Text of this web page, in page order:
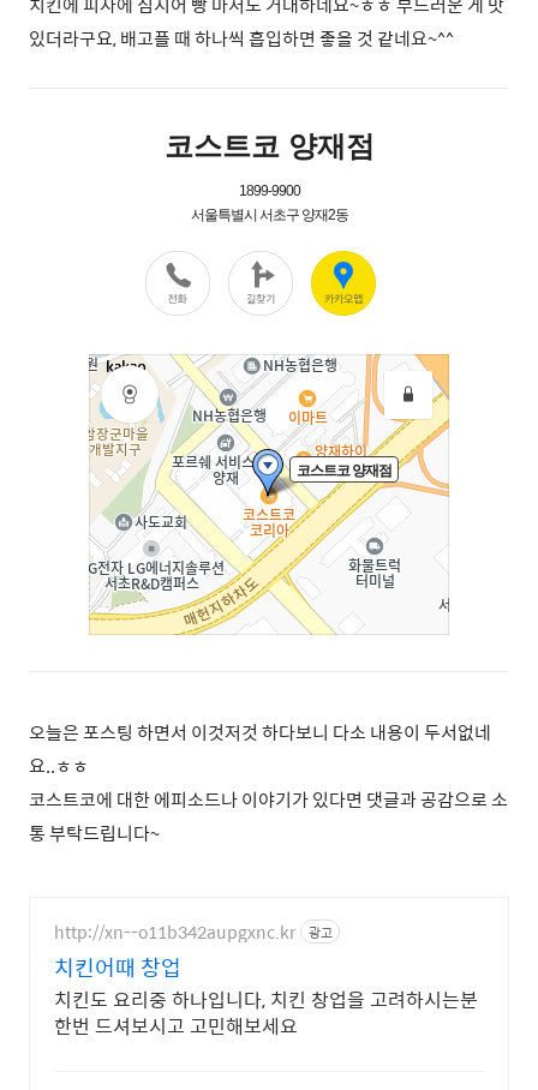
있더라구요, 배고플 때 하나씩 흡입하면 좋을 것 같네요~^^
오늘은 포스팅 하면서 이것저것 하다보니 다소 내용이 두서없네
요..ㅎㅎ
코스트코에 대한 에피소드나 이야기가 있다면 댓글과 공감으로 소
통 부탁드립니다~
http://xn--o11b342aupgxnc.kr 광고
치킨어때 창업
치킨도 요리중 하나입니다, 치킨 창업을 고려하시는분
한번 드셔보시고 고민해보세요